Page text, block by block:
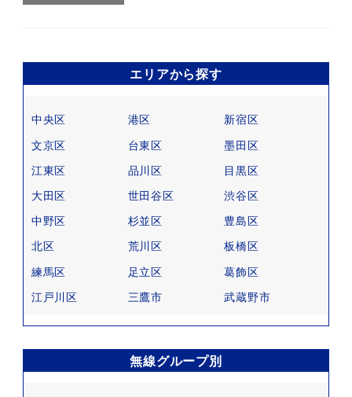
エリアから探す
中央区 港区
新宿区
文京区
台東区
墨田区
江東区
品川区
目黒区
大田区
世田谷区
渋谷区
中野区
杉並区
豊島区
北区
荒川区
板橋区
練馬区
足立区
葛飾区
江戸川区
三鷹市 武蔵野市
無線グループ別